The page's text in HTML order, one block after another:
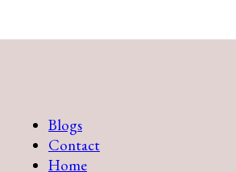
Blogs
Contact
Home